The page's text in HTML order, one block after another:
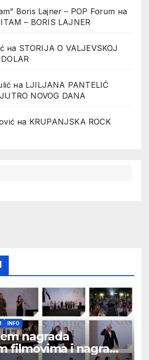
Boris Lajner – POP Forum на
– BORIS LAJNER
на STORIJA O VALJEVSKOJ
на LJILJANA PANTELIĆ
NOVOG DANA
на KRUPANJSKA ROCK
INFO
nagrada
filmovima i nagrade